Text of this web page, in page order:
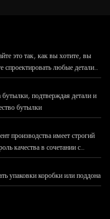
это так, как вы хотите, вы
спроектировать любые детали
бутылки
бутылки, подтверждая детали и
бутылки
производства имеет строгий
качества в сочетании с
мастерством и непрерывным
упаковки коробки или поддона